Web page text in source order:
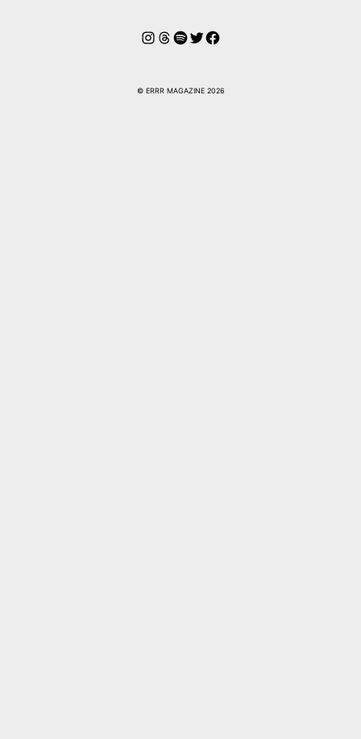
Instagram
Hilos
Spotify
Twitter
Facebook
© ERRR MAGAZINE 2026